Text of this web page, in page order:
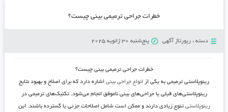
خطرات جراحی ترمیمی بینی چیست؟
دسته : رپورتاژ آگهی پنج‌شنبه 30 ژانویه 2025
خطرات جراحی ترمیمی بینی چیست؟
رینوپلاستی ترمیمی به یکی از انواع جراحی بینیاشاره دارد که برای اصلاح و بهبود نتایج
رینوپلاستی‌های قبلی یا جراحی‌های بینی ناموفق انجام می‌شود. تکنیک‌های ترمیمی در
رینوپلاستی تنوع زیادی دارند و ممکن است شامل اصلاحات جزئی یا گسترده باشند. این